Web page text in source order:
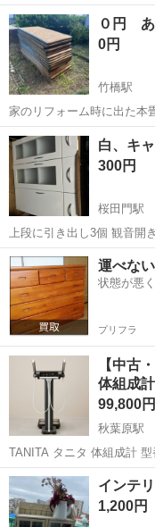
０円
0円
竹橋駅
家のリフォーム時に出た本
東京 千代田区 竹橋
白、キ
300円
桜田門駅
上段に引き出し3個 観音開
ります よろしければ、ご利用ください 受け渡し場所は、横浜市緑区で
す お引き取りの方がいらっしゃらなければ、都合により 第3週のいず
れかに解体処分する...
東京 千代田区 桜
運べな
状態が悪
プリフラ
【中古
体組成
99,800円
秋葉原駅
TANITA タニタ 体組成計 型番： MC-780a-N 本体寸法： 幅 360mm ×
高さ 1165mm × 奥行 717mm 本体質量： 約 15.5kg 状態： 中古品
め仕様...
東京 千代田区 秋
インテ
1,200円